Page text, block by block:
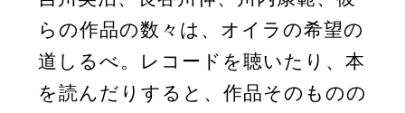
らの作品の数々は、オイラの希望の
道しるべ。レコードを聴いたり、本
を読んだりすると、作品そのものの